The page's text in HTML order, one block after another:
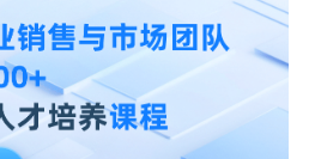
能力认证 · 全国合伙人招
募！